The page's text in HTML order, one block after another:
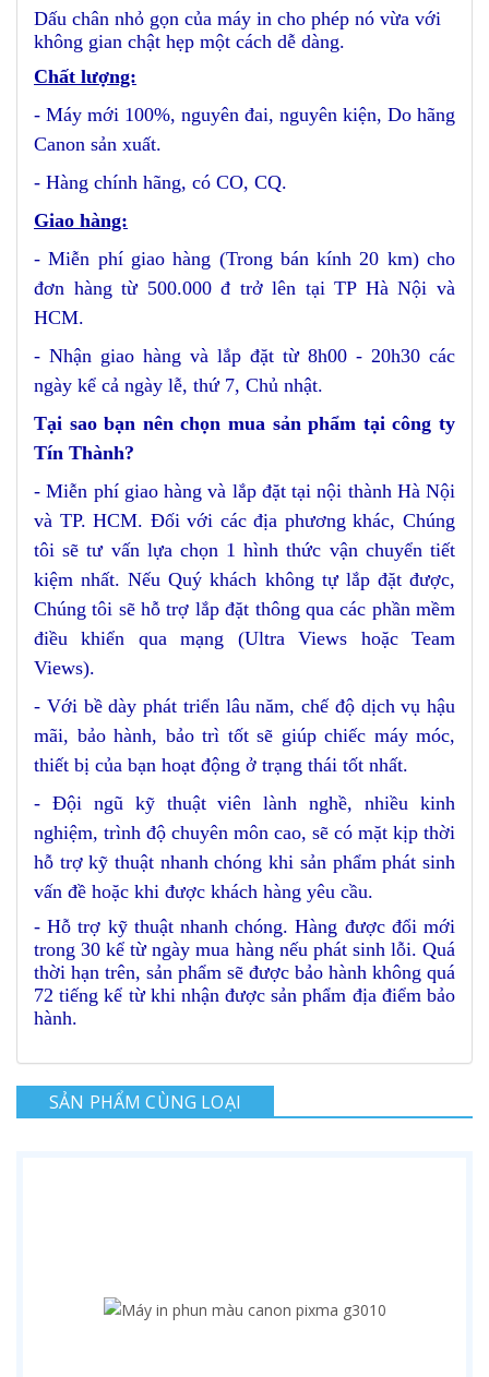
Dấu chân nhỏ gọn của máy in cho phép nó vừa với
không gian chật hẹp một cách dễ dàng.
Chất lượng:
- Máy mới 100%, nguyên đai, nguyên kiện, Do hãng
Canon sản xuất.
- Hàng chính hãng, có CO, CQ.
Giao hàng:
- Miễn phí giao hàng (Trong bán kính 20 km) cho
đơn hàng từ 500.000 đ trở lên tại TP Hà Nội và
HCM.
- Nhận giao hàng và lắp đặt từ 8h00 - 20h30 các
ngày kể cả ngày lễ, thứ 7, Chủ nhật.
Tại sao bạn nên chọn mua sản phẩm tại công ty
Tín Thành?
- Miễn phí giao hàng và lắp đặt tại nội thành Hà Nội
và TP. HCM. Đối với các địa phương khác, Chúng
tôi sẽ tư vấn lựa chọn 1 hình thức vận chuyển tiết
kiệm nhất. Nếu Quý khách không tự lắp đặt được,
Chúng tôi sẽ hỗ trợ lắp đặt thông qua các phần mềm
điều khiển qua mạng (Ultra Views hoặc Team
Views).
- Với bề dày phát triển lâu năm, chế độ dịch vụ hậu
mãi, bảo hành, bảo trì tốt sẽ giúp chiếc máy móc,
thiết bị của bạn hoạt động ở trạng thái tốt nhất.
- Đội ngũ kỹ thuật viên lành nghề, nhiều kinh
nghiệm, trình độ chuyên môn cao, sẽ có mặt kịp thời
hỗ trợ kỹ thuật nhanh chóng khi sản phẩm phát sinh
vấn đề hoặc khi được khách hàng yêu cầu.
- Hỗ trợ kỹ thuật nhanh chóng. Hàng được đổi mới
trong 30 kể từ ngày mua hàng nếu phát sinh lỗi. Quá
thời hạn trên, sản phẩm sẽ được bảo hành không quá
72 tiếng kể từ khi nhận được sản phẩm địa điểm bảo
hành.
SẢN PHẨM CÙNG LOẠI